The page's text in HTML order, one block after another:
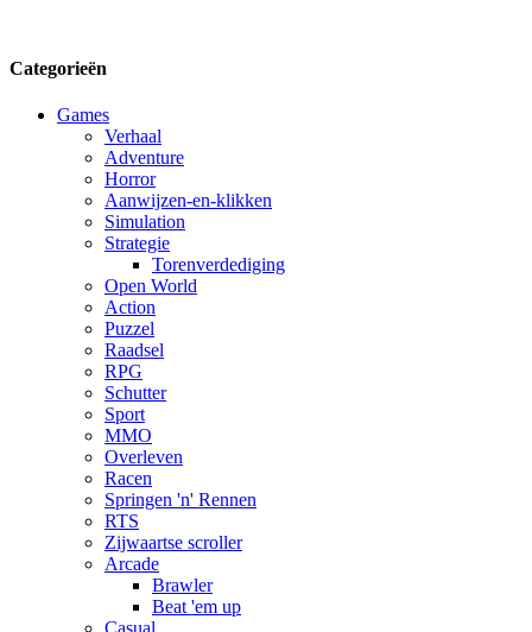
Categorieën
Games
Verhaal
Adventure
Horror
Aanwijzen-en-klikken
Simulation
Strategie
Torenverdediging
Open World
Action
Puzzel
Raadsel
RPG
Schutter
Sport
MMO
Overleven
Racen
Springen 'n' Rennen
RTS
Zijwaartse scroller
Arcade
Brawler
Beat 'em up
Casual